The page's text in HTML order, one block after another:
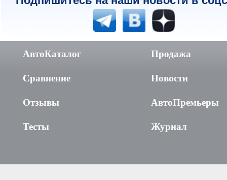
АвтоКаталог
Сравнение
Отзывы
Тесты
Продажа
Новости
АвтоПремьеры
Журнал